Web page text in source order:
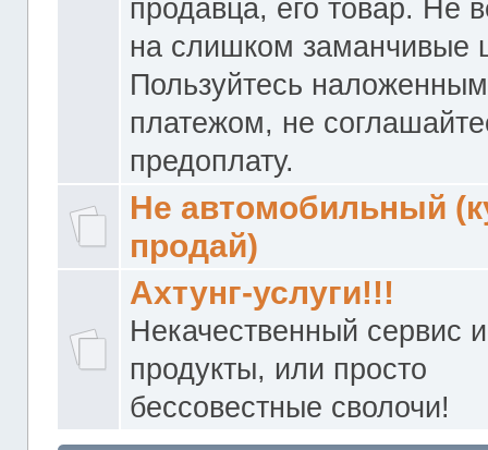
продавца, его товар. Не
на слишком заманчивые
Пользуйтесь наложенным
платежом, не
предоплату.
Не автомобильный
продай)
Ахтунг-услуги!!!
Некачественный сервис и
продукты, или просто
бессовестные сволочи!